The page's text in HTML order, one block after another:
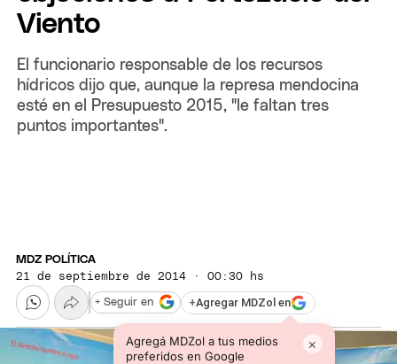
Viento
El funcionario responsable de los recursos
hídricos dijo que, aunque la represa mendocina
esté en el Presupuesto 2015, "le faltan tres
puntos importantes".
MDZ POLÍTICA
21 de septiembre de 2014 · 00:30 hs
+Agregar MDZol en
Agregá MDZol a tus medios
preferidos en Google
×
+ Seguir en